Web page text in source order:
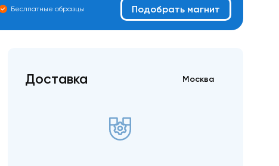
Беслпатные образцы Подобрать магнит
Доставка Москва